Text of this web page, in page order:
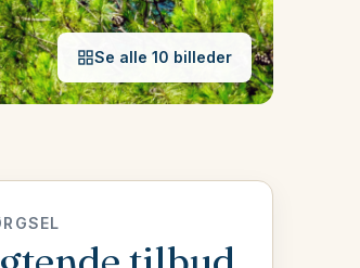
Se alle 10 billeder